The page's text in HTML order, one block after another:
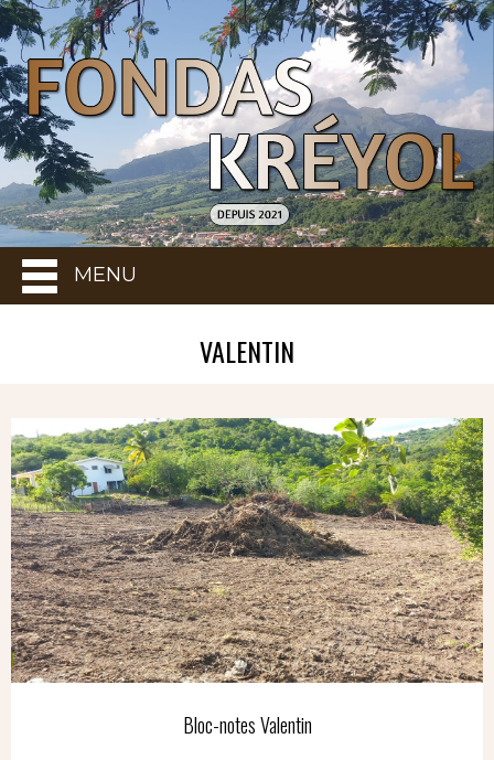
MENU
VALENTIN
Bloc-notes Valentin